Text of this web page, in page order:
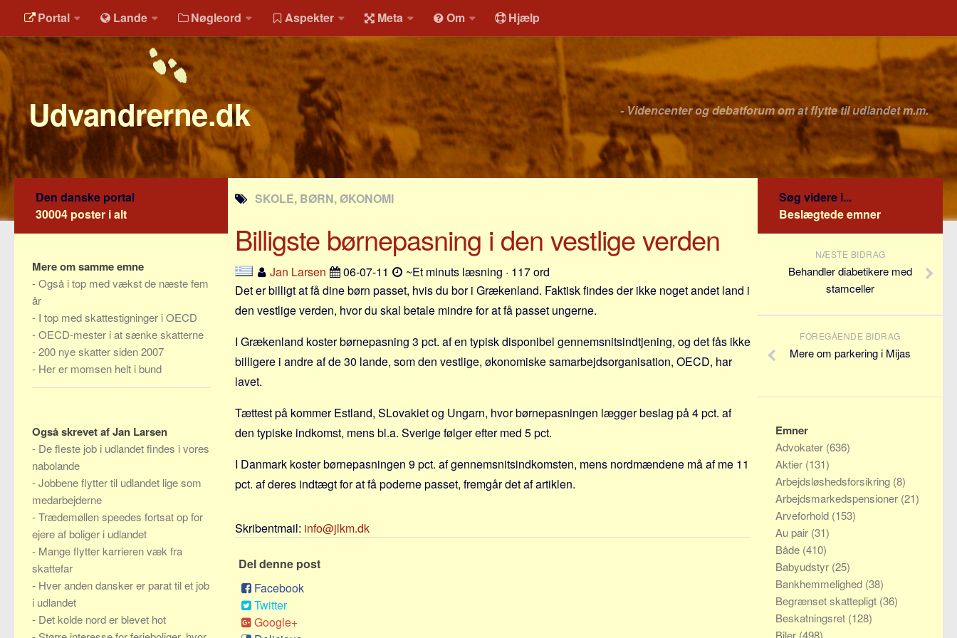
Portal Lande Nøgleord Aspekter Meta Om Hjælp
Udvandrerne.dk - Videncenter og debatforum om at flytte til udlandet m.m.
SKOLE, BØRN, ØKONOMI
Billigste børnepasning i den vestlige verden
Jan Larsen 06-07-11
~Et minuts læsning · 117 ord
Det er billigt at få dine børn passet, hvis du bor i Grækenland. Faktisk findes der ikke noget andet land i
den vestlige verden, hvor du skal betale mindre for at få passet ungerne.
I Grækenland koster børnepasning 3 pct. af en typisk disponibel gennemsnitsindtjening, og det fås ikke
billigere i andre af de 30 lande, som den vestlige, økonomiske samarbejdsorganisation, OECD, har
lavet.
Tættest på kommer Estland, SLovakiet og Ungarn, hvor børnepasningen lægger beslag på 4 pct. af
den typiske indkomst, mens bl.a. Sverige følger efter med 5 pct.
I Danmark koster børnepasningen 9 pct. af gennemsnitsindkomsten, mens nordmændene må af me 11
pct. af deres indtægt for at få poderne passet, fremgår det af artiklen.
Skribentmail: info@jlkm.dk
Del denne post
Facebook
Twitter
Google+
Den danske portal
30004 poster i alt
Mere om samme emne
-Også i top med vækst de næste fem
år
- I top med skattestigninger i OECD
-OECD-mester i at sænke skatterne
-200 nye skatter siden 2007
- Her er momsen helt i bund
Også skrevet af Jan Larsen
- De fleste job i udlandet findes i vores
nabolande
-Jobbene flytter til udlandet lige som
medarbejderne
-Trædemøllen speedes fortsat op for
ejere af boliger i udlandet
- Mange flytter karrieren væk fra
skattefar
- Hver anden dansker er parat til et job
i udlandet
- Det kolde nord er blevet hot
Søg videre i...
Beslægtede emner
NÆSTE BIDRAG
Behandler diabetikere med
stamceller
FOREGÅENDE BIDRAG
Mere om parkering i Mijas
Emner
Advokater (636)
Aktier (131)
Arbejdsløshedsforsikring (8)
Arbejdsmarkedspensioner (21)
Arveforhold (153)
Au pair (31)
Både (410)
Babyudstyr (25)
Bankhemmelighed (38)
Begrænset skattepligt (36)
Beskatningsret (128)
Biler (498)